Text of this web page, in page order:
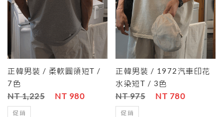
正韓男裝 / 柔軟圓領短T /
7色
NT 1,225 NT 980
促銷
正韓男裝 / 1972汽車印花
水染短T / 3色
NT 975 NT 780
促銷